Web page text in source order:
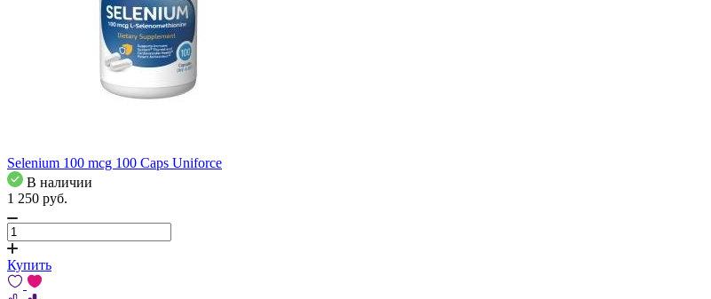
Selenium 100 mcg 100 Caps Uniforce
В наличии
1 250 pуб.
Купить